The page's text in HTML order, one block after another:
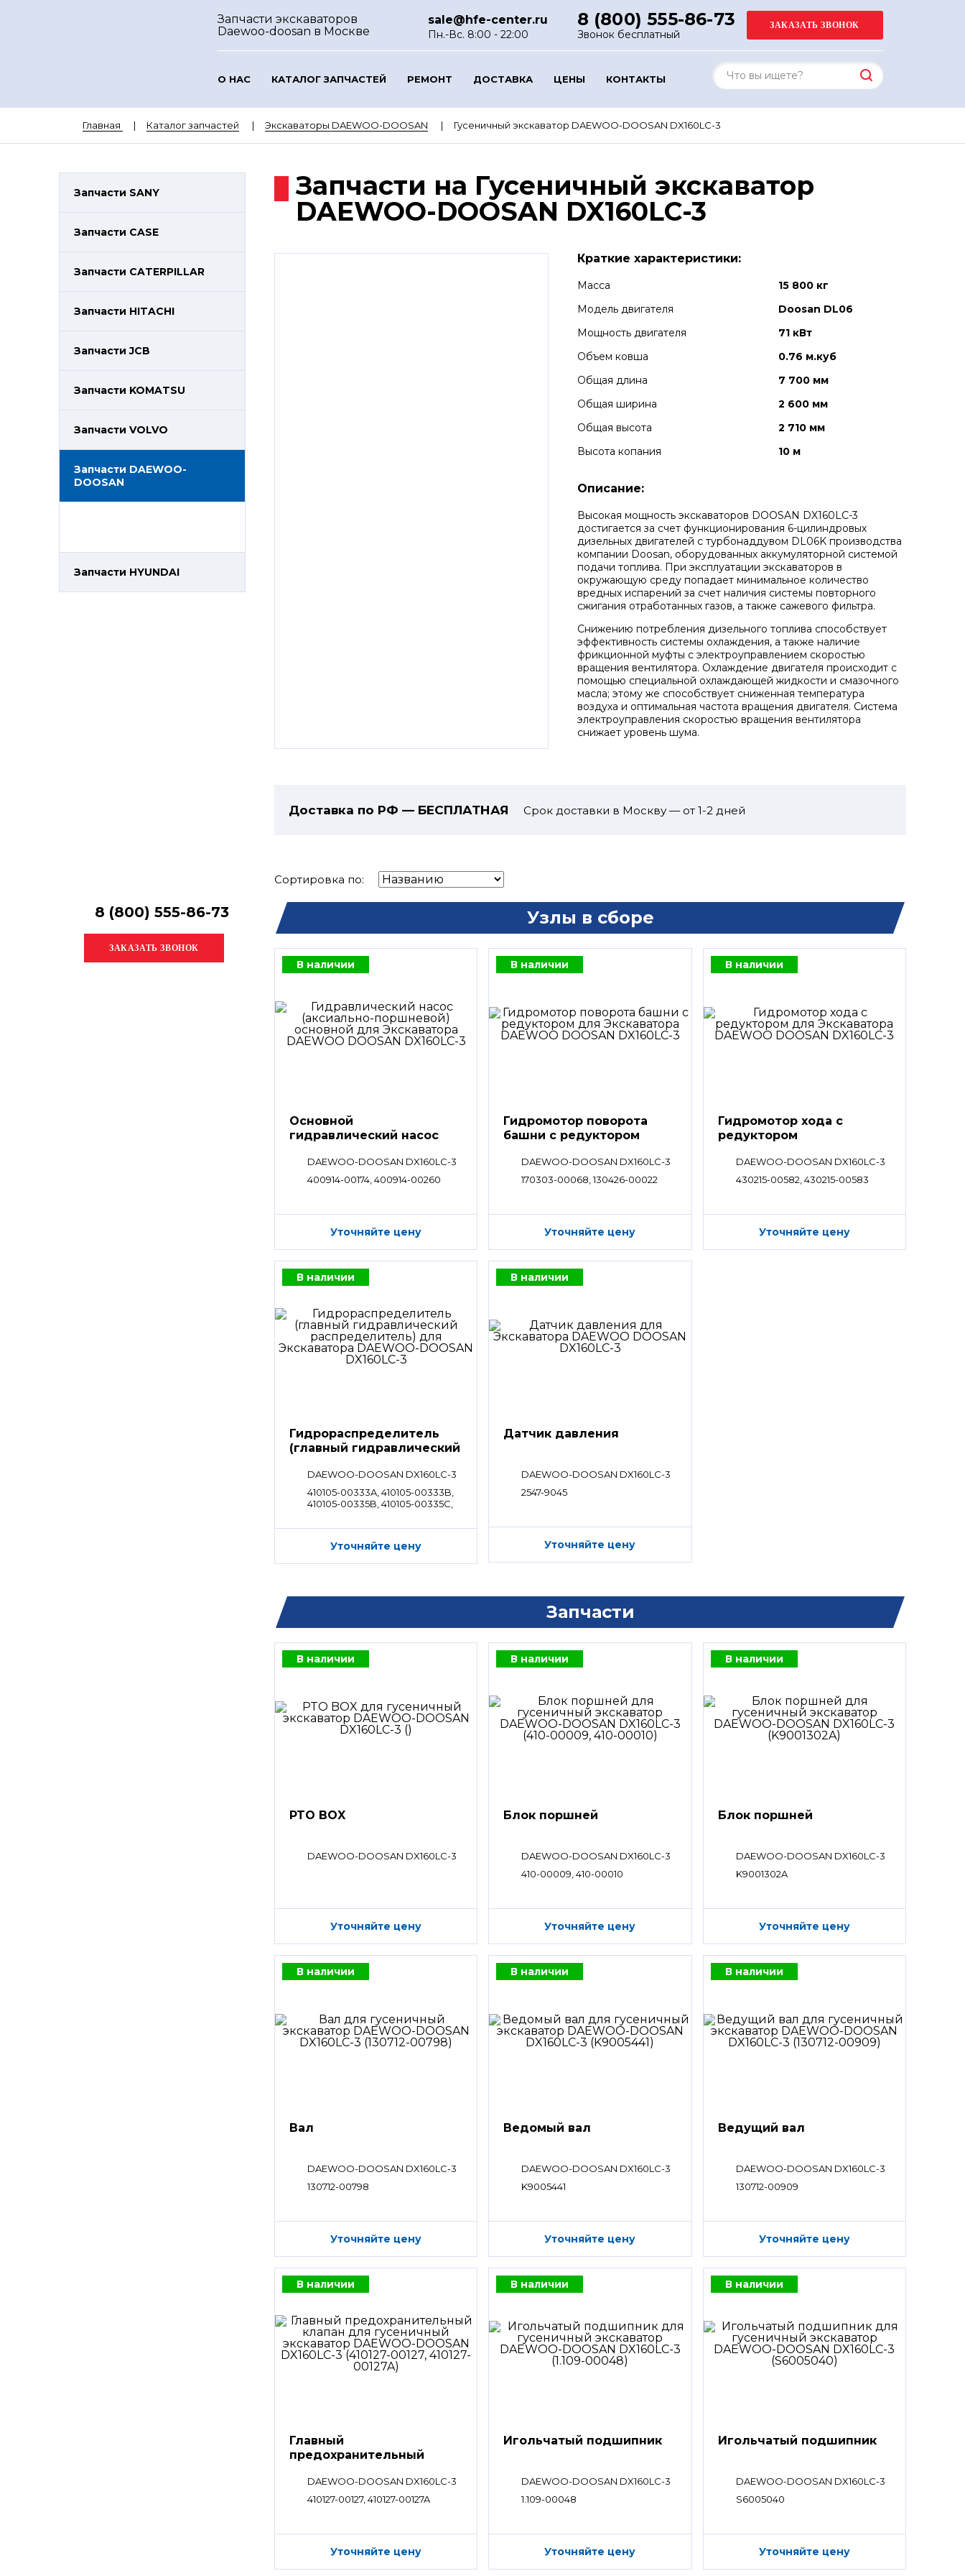
Запчасти экскаваторов
Daewoo-doosan в Москве
sale@hfe-center.ru
Пн.-Вс. 8:00 - 22:00
8 (800) 555-86-73
Звонок бесплатный
О НАС КАТАЛОГ ЗАПЧАСТЕЙ РЕМОНТ ДОСТАВКА ЦЕНЫ КОНТАКТЫ
Главная Каталог запчастей Экскаваторы DAEWOO-DOOSAN Гусеничный экскаватор DAEWOO-DOOSAN DX160LC-3
Запчасти SANY
Запчасти CASE
Запчасти CATERPILLAR
Запчасти HITACHI
Запчасти JCB
Запчасти KOMATSU
Запчасти VOLVO
Запчасти DAEWOO-
DOOSAN
Запчасти HYUNDAI
8 (800) 555-86-73
Запчасти на Гусеничный экскаватор
DAEWOO-DOOSAN DX160LC-3
Краткие характеристики:
Масса
15 800 кг
Модель двигателя
Doosan DL06
Мощность двигателя
71 кВт
Объем ковша
0.76 м.куб
Общая длина
7 700 мм
Общая ширина
2 600 мм
Общая высота
2 710 мм
Высота копания
10 м
Описание:
Высокая мощность экскаваторов DOOSAN DX160LC-3
достигается за счет функционирования 6-цилиндровых
дизельных двигателей с турбонаддувом DL06K производства
компании Doosan, оборудованных аккумуляторной системой
подачи топлива. При эксплуатации экскаваторов в
окружающую среду попадает минимальное количество
вредных испарений за счет наличия системы повторного
сжигания отработанных газов, а также сажевого фильтра.
Снижению потребления дизельного топлива способствует
эффективность системы охлаждения, а также наличие
фрикционной муфты с электроуправлением скоростью
вращения вентилятора. Охлаждение двигателя происходит с
помощью специальной охлаждающей жидкости и смазочного
масла; этому же способствует сниженная температура
воздуха и оптимальная частота вращения двигателя. Система
электроуправления скоростью вращения вентилятора
снижает уровень шума.
Доставка по РФ — БЕСПЛАТНАЯ Срок доставки в Москву — от 1-2 дней
Сортировка по:
Узлы в сборе
В наличии
Основной
гидравлический насос
DAEWOO-DOOSAN DX160LC-3
400914-00174, 400914-00260
Уточняйте цену
В наличии
Гидромотор поворота
башни с редуктором
DAEWOO-DOOSAN DX160LC-3
170303-00068, 130426-00022
Уточняйте цену
В наличии
Гидромотор хода с
редуктором
DAEWOO-DOOSAN DX160LC-3
430215-00582, 430215-00583
Уточняйте цену
В наличии
Гидрораспределитель
(главный гидравлический
DAEWOO-DOOSAN DX160LC-3
410105-00333A, 410105-00333B,
410105-00335B, 410105-00335C,
Уточняйте цену
В наличии
Датчик давления
DAEWOO-DOOSAN DX160LC-3
2547-9045
Уточняйте цену
Запчасти
В наличии
PTO BOX
DAEWOO-DOOSAN DX160LC-3
Уточняйте цену
В наличии
Блок поршней
DAEWOO-DOOSAN DX160LC-3
410-00009, 410-00010
Уточняйте цену
В наличии
Блок поршней
DAEWOO-DOOSAN DX160LC-3
K9001302A
Уточняйте цену
В наличии
Вал
DAEWOO-DOOSAN DX160LC-3
130712-00798
Уточняйте цену
В наличии
Ведомый вал
DAEWOO-DOOSAN DX160LC-3
K9005441
Уточняйте цену
В наличии
Ведущий вал
DAEWOO-DOOSAN DX160LC-3
130712-00909
Уточняйте цену
В наличии
Главный
предохранительный
DAEWOO-DOOSAN DX160LC-3
410127-00127, 410127-00127A
Уточняйте цену
В наличии
Игольчатый подшипник
DAEWOO-DOOSAN DX160LC-3
1.109-00048
Уточняйте цену
В наличии
Игольчатый подшипник
DAEWOO-DOOSAN DX160LC-3
S6005040
Уточняйте цену